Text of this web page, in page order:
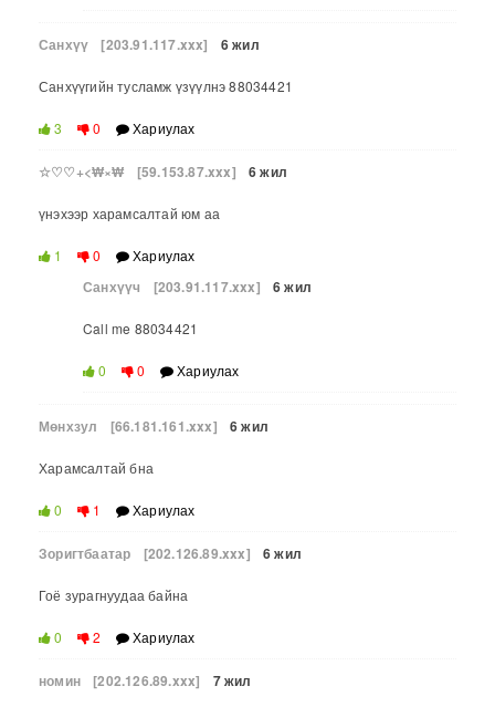
Санхүү [203.91.117.xxx] 6 жил
Санхүүгийн тусламж үзүүлнэ 88034421
3 0 Хариулах
☆♡♡+<₩×₩ [59.153.87.xxx] 6 жил
үнэхээр харамсалтай юм аа
1 0 Хариулах
Санхүүч [203.91.117.xxx] 6 жил
Call me 88034421
0 0 Хариулах
Мөнхзул [66.181.161.xxx] 6 жил
Харамсалтай бна
0 1 Хариулах
Зоригтбаатар [202.126.89.xxx] 6 жил
Гоё зурагнуудаа байна
0 2 Хариулах
номин [202.126.89.xxx] 7 жил